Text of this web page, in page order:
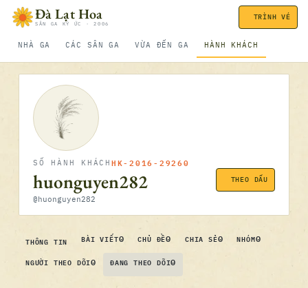
Bỏ qua nội dungĐà Lạt Hoa
SÂN GA KÝ ỨC · 2006
NHÀ GA CÁC SÂN GA VỪA ĐẾN GA HÀNH KHÁCH
TRÌNH VÉ
SỐ HÀNH KHÁCH HK-2016-29260
huonguyen282
@huonguyen282
THEO DẤU
THÔNG TIN BÀI VIẾT0 CHỦ ĐỀ0 CHIA SẺ0 NHÓM0
NGƯỜI THEO DÕI0 ĐANG THEO DÕI0